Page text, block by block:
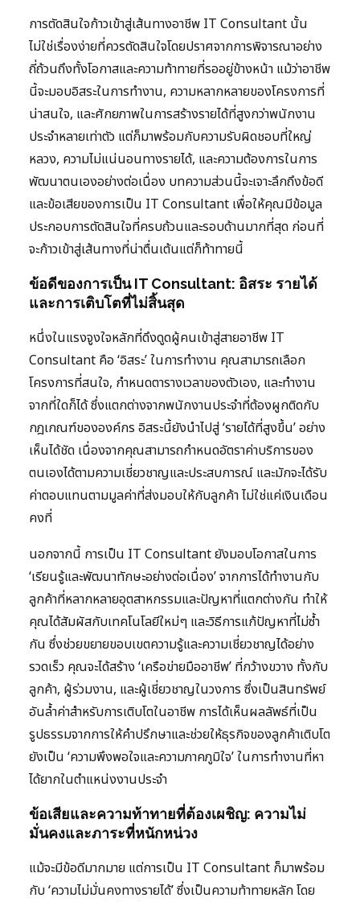
การตัดสินใจก้าวเข้าสู่เส้นทางอาชีพ IT Consultant นั้น
ไม่ใช่เรื่องง่ายที่ควรตัดสินใจโดยปราศจากการพิจารณาอย่าง
ถี่ถ้วนถึงทั้งโอกาสและความท้าทายที่รออยู่ข้างหน้า แม้ว่าอาชีพ
นี้จะมอบอิสระในการทำงาน, ความหลากหลายของโครงการที่
น่าสนใจ, และศักยภาพในการสร้างรายได้ที่สูงกว่าพนักงาน
ประจำหลายเท่าตัว แต่ก็มาพร้อมกับความรับผิดชอบที่ใหญ่
หลวง, ความไม่แน่นอนทางรายได้, และความต้องการในการ
พัฒนาตนเองอย่างต่อเนื่อง บทความส่วนนี้จะเจาะลึกถึงข้อดี
และข้อเสียของการเป็น IT Consultant เพื่อให้คุณมีข้อมูล
ประกอบการตัดสินใจที่ครบถ้วนและรอบด้านมากที่สุด ก่อนที่
จะก้าวเข้าสู่เส้นทางที่น่าตื่นเต้นแต่ก็ท้าทายนี้
ข้อดีของการเป็น IT Consultant: อิสระ รายได้
และการเติบโตที่ไม่สิ้นสุด
หนึ่งในแรงจูงใจหลักที่ดึงดูดผู้คนเข้าสู่สายอาชีพ IT
Consultant คือ ‘อิสระ’ ในการทำงาน คุณสามารถเลือก
โครงการที่สนใจ, กำหนดตารางเวลาของตัวเอง, และทำงาน
จากที่ใดก็ได้ ซึ่งแตกต่างจากพนักงานประจำที่ต้องผูกติดกับ
กฎเกณฑ์ขององค์กร อิสระนี้ยังนำไปสู่ ‘รายได้ที่สูงขึ้น’ อย่าง
เห็นได้ชัด เนื่องจากคุณสามารถกำหนดอัตราค่าบริการของ
ตนเองได้ตามความเชี่ยวชาญและประสบการณ์ และมักจะได้รับ
ค่าตอบแทนตามมูลค่าที่ส่งมอบให้กับลูกค้า ไม่ใช่แค่เงินเดือน
คงที่
นอกจากนี้ การเป็น IT Consultant ยังมอบโอกาสในการ
‘เรียนรู้และพัฒนาทักษะอย่างต่อเนื่อง’ จากการได้ทำงานกับ
ลูกค้าที่หลากหลายอุตสาหกรรมและปัญหาที่แตกต่างกัน ทำให้
คุณได้สัมผัสกับเทคโนโลยีใหม่ๆ และวิธีการแก้ปัญหาที่ไม่ซ้ำ
กัน ซึ่งช่วยขยายขอบเขตความรู้และความเชี่ยวชาญได้อย่าง
รวดเร็ว คุณจะได้สร้าง ‘เครือข่ายมืออาชีพ’ ที่กว้างขวาง ทั้งกับ
ลูกค้า, ผู้ร่วมงาน, และผู้เชี่ยวชาญในวงการ ซึ่งเป็นสินทรัพย์
อันล้ำค่าสำหรับการเติบโตในอาชีพ การได้เห็นผลลัพธ์ที่เป็น
รูปธรรมจากการให้คำปรึกษาและช่วยให้ธุรกิจของลูกค้าเติบโต
ยังเป็น ‘ความพึงพอใจและความภาคภูมิใจ’ ในการทำงานที่หา
ได้ยากในตำแหน่งงานประจำ
ข้อเสียและความท้าทายที่ต้องเผชิญ: ความไม่
มั่นคงและภาระที่หนักหน่วง
แม้จะมีข้อดีมากมาย แต่การเป็น IT Consultant ก็มาพร้อม
กับ ‘ความไม่มั่นคงทางรายได้’ ซึ่งเป็นความท้าทายหลัก โดย